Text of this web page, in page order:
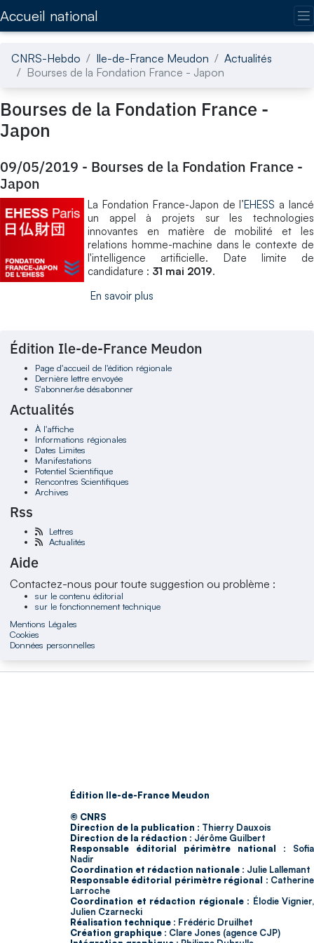
Accueil national
CNRS-Hebdo Ile-de-France Meudon
Actualités
Bourses de la Fondation France - Japon
Bourses de la Fondation France -
Japon
09/05/2019 - Bourses de la Fondation France -
Japon
La Fondation France-Japon de l’EHESS a lancé
un appel à projets sur les technologies
innovantes en matière de mobilité et les
relations homme-machine dans le contexte de
l'intelligence artificielle. Date limite de
candidature : 31 mai 2019.
En savoir plus
Édition Ile-de-France Meudon
Page d'accueil de l'édition régionale
Dernière lettre envoyée
S'abonner/se désabonner
Actualités
À l'affiche
Informations régionales
Dates Limites
Manifestations
Potentiel Scientifique
Rencontres Scientifiques
Archives
Rss
Lettres
Actualités
Aide
Contactez-nous pour toute suggestion ou problème :
sur le contenu éditorial
sur le fonctionnement technique
Mentions Légales
Cookies
Données personnelles
Édition Ile-de-France Meudon
© CNRS
Direction de la publication : Thierry Dauxois
Direction de la rédaction : Jérôme Guilbert
Responsable éditorial périmètre national : Sofia
Nadir
Coordination et rédaction nationale : Julie Lallemant
Responsable éditorial périmètre régional : Catherine
Larroche
Coordination et rédaction régionale : Élodie Vignier,
Julien Czarnecki
Réalisation technique : Frédéric Druilhet
Création graphique : Clare Jones (agence CJP)